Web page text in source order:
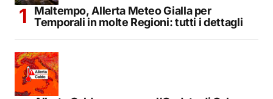
Maltempo, Allerta Meteo Gialla per
Temporali in molte Regioni: tutti i dettagli